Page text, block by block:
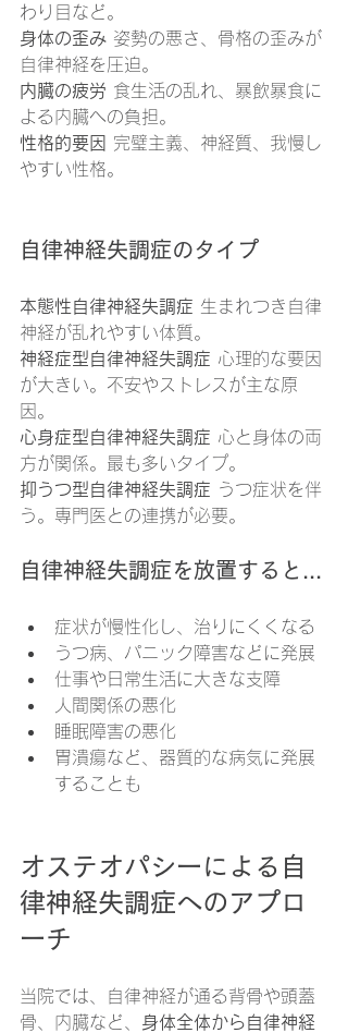
わり目など。
身体の歪み 姿勢の悪さ、骨格の歪みが
自律神経を圧迫。
内臓の疲労 食生活の乱れ、暴飲暴食に
よる内臓への負担。
性格的要因
完璧主義、神経質、我慢し
やすい性格。
自律神経失調症のタイプ
本態性自律神経失調症 生まれつき自律
神経が乱れやすい体質。
神経症型自律神経失調症 心理的な要因
が大きい。不安やストレスが主な原
因。
心身症型自律神経失調症 心と身体の両
方が関係。最も多いタイプ。
抑うつ型自律神経失調症 うつ症状を伴
う。専門医との連携が必要。
自律神経失調症を放置すると...
症状が慢性化し、治りにくくなる
うつ病、パニック障害などに発展
仕事や日常生活に大きな支障
人間関係の悪化
睡眠障害の悪化
胃潰瘍など、器質的な病気に発展
することも
オステオパシーによる自
律神経失調症へのアプロ
ーチ
当院では、自律神経が通る背骨や頭蓋
骨、内臓など、 身体全体から自律神経